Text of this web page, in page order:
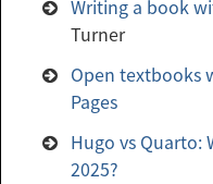
Writing a book
Turner
Open textbooks
Pages
Hugo vs Quarto:
2025?